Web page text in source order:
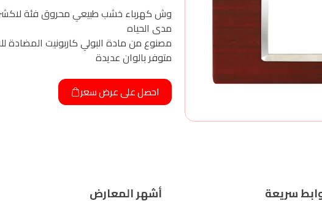
وش كهرباء خشب طبيعي محروق فئة
مدى الحياه
مصنوع من مادة البولي كاربونيت المضادة
متوفر بالوان عديدة
احصل على عرض سعر
سريعة أشهر المعارض